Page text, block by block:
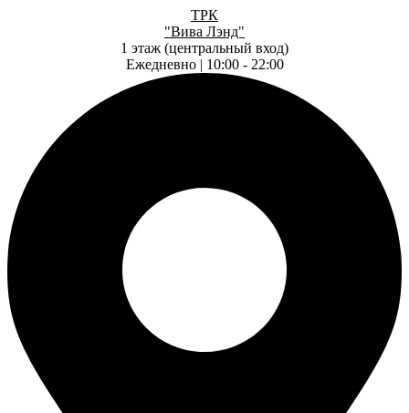
ТРК
"Вива Лэнд"
1 этаж (центральный вход)
Ежедневно | 10:00 - 22:00